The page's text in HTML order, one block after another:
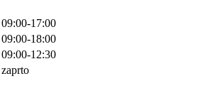
09:00-17:00
09:00-18:00
09:00-12:30
zaprto